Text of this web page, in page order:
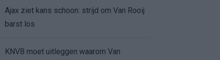
Ajax ziet kans schoon: strijd om Van Rooij
barst los
KNVB moet uitleggen waarom Van